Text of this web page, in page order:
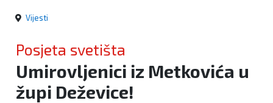
Vijesti
Posjeta svetišta
Umirovljenici iz Metkovića u
župi Deževice!